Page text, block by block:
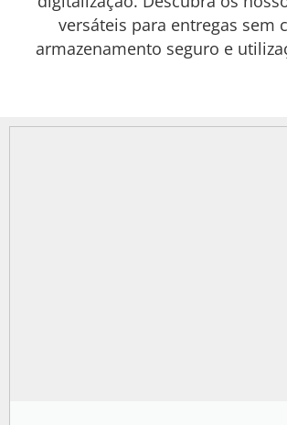
versáteis para entregas sem
armazenamento seguro e